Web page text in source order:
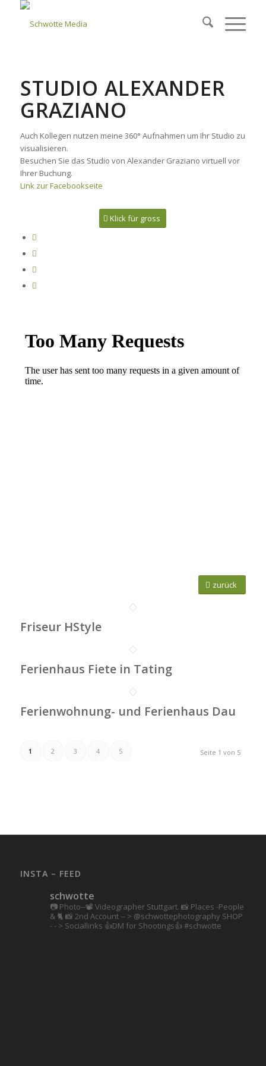
STUDIO ALEXANDER
GRAZIANO
Auch Kollegen nutzen meine 360° Aufnahmen um Ihr Studio zu
visualisieren.
Besuchen Sie das Studio von Alexander Graziano virtuell vor
Ihrer Buchung.
Link zur Facebookseite
Klick für gross
zurück
Friseur HStyle
Ferienhaus Fiete in Tating
Ferienwohnung- und Ferienhaus Dau
Seite 1 von 5
1 2 3 4 5
INSTA – FEED
schwotte
📷 Photo--📽️ Videographer Stuttgart. 📸 Places -People
& 🐈 📸 2nd Account-- > @schwottephotography SHOP
- - > Sociallinks 👍DM for Shootings👍 #schwotte